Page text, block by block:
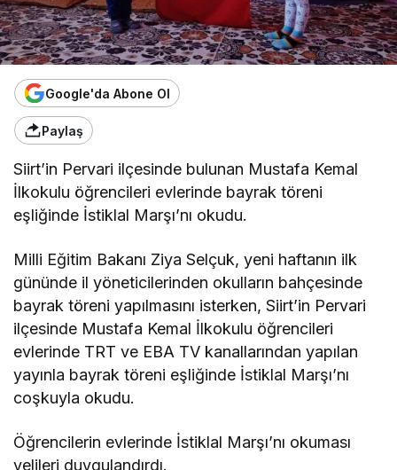
Google'da Abone Ol
Paylaş
Siirt’in Pervari ilçesinde bulunan Mustafa Kemal
İlkokulu öğrencileri evlerinde bayrak töreni
eşliğinde İstiklal Marşı’nı okudu.
Milli Eğitim Bakanı Ziya Selçuk, yeni haftanın ilk
gününde il yöneticilerinden okulların bahçesinde
bayrak töreni yapılmasını isterken, Siirt’in Pervari
ilçesinde Mustafa Kemal İlkokulu öğrencileri
evlerinde TRT ve EBA TV kanallarından yapılan
yayınla bayrak töreni eşliğinde İstiklal Marşı’nı
coşkuyla okudu.
Öğrencilerin evlerinde İstiklal Marşı’nı okuması
velileri duygulandırdı.